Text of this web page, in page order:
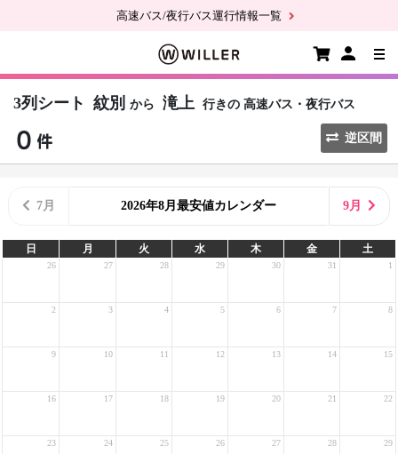
高速バス/夜行バス運行情報一覧
3列シート 紋別 から 滝上 行きの 高速バス・夜行バス
逆区間
7月 2026年8月最安値カレンダー 9月
日 月 火 水 木 金 土
26 27 28 29 30 31 1
2 3 4 5 6 7 8
9 10 11 12 13 14 15
16 17 18 19 20 21 22
23 24 25 26 27 28 29